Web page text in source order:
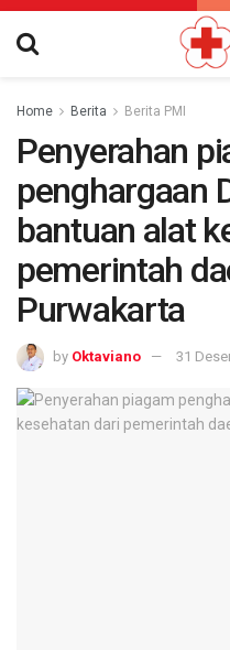
Home Berita Berita PMI
Penyerahan
penghargaan
bantuan alat
pemerintah
Purwakarta
by Oktaviano 31